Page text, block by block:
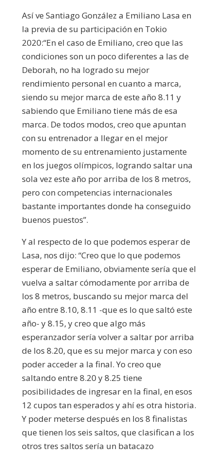
Así ve Santiago González a Emiliano Lasa en
la previa de su participación en Tokio
2020:“En el caso de Emiliano, creo que las
condiciones son un poco diferentes a las de
Deborah, no ha logrado su mejor
rendimiento personal en cuanto a marca,
siendo su mejor marca de este año 8.11 y
sabiendo que Emiliano tiene más de esa
marca. De todos modos, creo que apuntan
con su entrenador a llegar en el mejor
momento de su entrenamiento justamente
en los juegos olímpicos, logrando saltar una
sola vez este año por arriba de los 8 metros,
pero con competencias internacionales
bastante importantes donde ha conseguido
buenos puestos”.
Y al respecto de lo que podemos esperar de
Lasa, nos dijo: “Creo que lo que podemos
esperar de Emiliano, obviamente sería que el
vuelva a saltar cómodamente por arriba de
los 8 metros, buscando su mejor marca del
año entre 8.10, 8.11 -que es lo que saltó este
año- y 8.15, y creo que algo más
esperanzador sería volver a saltar por arriba
de los 8.20, que es su mejor marca y con eso
poder acceder a la final. Yo creo que
saltando entre 8.20 y 8.25 tiene
posibilidades de ingresar en la final, en esos
12 cupos tan esperados y ahí es otra historia.
Y poder meterse después en los 8 finalistas
que tienen los seis saltos, que clasifican a los
otros tres saltos sería un batacazo